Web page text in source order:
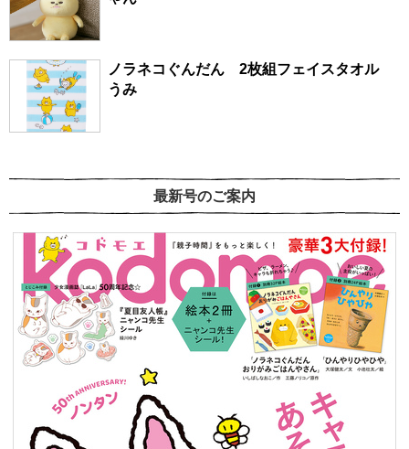
ノラネコぐんだん 2枚組フェイスタオル
うみ
最新号のご案内